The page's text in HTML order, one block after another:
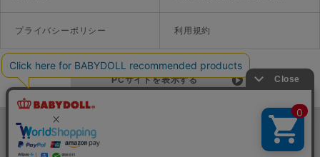
プライバシーポリシー 利用規約
PCサイトを表示する
©Disney ©Disney/Pixar ©Disney. Based on the "Winnie the Pooh" works by A.A. Milne and E.H. Shepard.